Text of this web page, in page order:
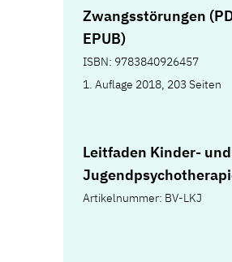
Zwangsstörungen
EPUB)
ISBN: 9783840926457
1. Auflage 2018, 203 Seiten
Leitfaden Kinder- und
Artikelnummer: BV-LKJ